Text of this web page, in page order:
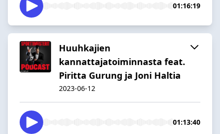
01:16:19
Huuhkajien
kannattajatoiminnasta feat.
Piritta Gurung ja Joni Haltia
2023-06-12
01:13:40